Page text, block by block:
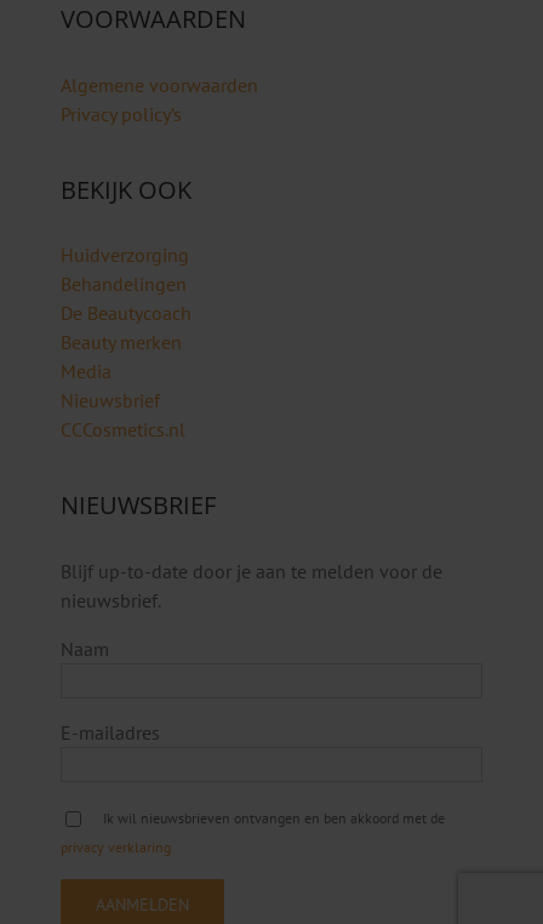
VOORWAARDEN
Algemene voorwaarden
Privacy policy’s
BEKIJK OOK
Huidverzorging
Behandelingen
De Beautycoach
Beauty merken
Media
Nieuwsbrief
CCCosmetics.nl
NIEUWSBRIEF
Blijf up-to-date door je aan te melden voor de
nieuwsbrief.
Naam
E-mailadres
Ik wil nieuwsbrieven ontvangen en ben akkoord met de
privacy verklaring